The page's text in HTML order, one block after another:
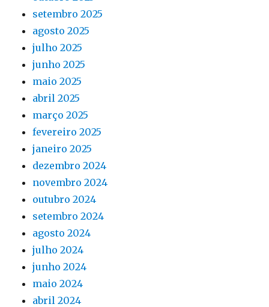
setembro 2025
agosto 2025
julho 2025
junho 2025
maio 2025
abril 2025
março 2025
fevereiro 2025
janeiro 2025
dezembro 2024
novembro 2024
outubro 2024
setembro 2024
agosto 2024
julho 2024
junho 2024
maio 2024
abril 2024